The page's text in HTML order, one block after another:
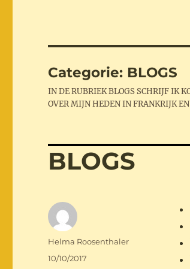
Categorie: BLOGS
IN DE RUBRIEK BLOGS SCHRIJF IK
OVER MIJN HEDEN IN FRANKRIJK
BLOGS
Auteur
Helma Roosenthaler
Geplaatst
10/10/2017